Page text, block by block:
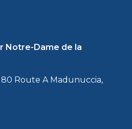
Notre-Dame de la
Route A Madunuccia,